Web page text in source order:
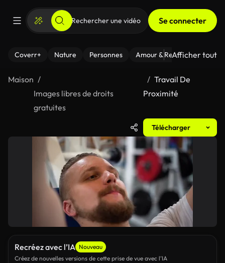
Se connecter
Coverr+ Nature Personnes Amour & Relations Le
Afficher tout
Maison
Images libres de droits
gratuites
Travail De
Proximité
Télécharger
Recréez avec l’IA Nouveau
Créez de nouvelles versions de cette prise de vue avec l’IA